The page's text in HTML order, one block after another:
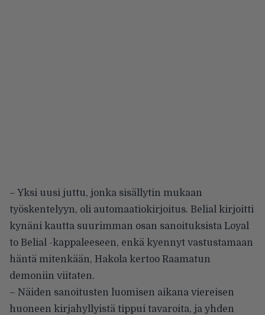
– Yksi uusi juttu, jonka sisällytin mukaan
työskentelyyn, oli automaatiokirjoitus. Belial kirjoitti
kynäni kautta suurimman osan sanoituksista Loyal
to Belial -kappaleeseen, enkä kyennyt vastustamaan
häntä mitenkään, Hakola kertoo Raamatun
demoniin viitaten.
– Näiden sanoitusten luomisen aikana viereisen
huoneen kirjahyllyistä tippui tavaroita, ja yhden